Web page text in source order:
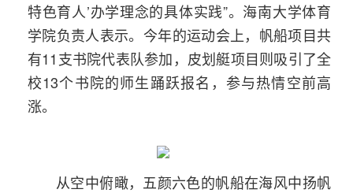
特色育人’办学理念的具体实践”。海南大学体育
学院负责人表示。今年的运动会上，帆船项目共
有11支书院代表队参加，皮划艇项目则吸引了全
校13个书院的师生踊跃报名，参与热情空前高
涨。
从空中俯瞰，五颜六色的帆船在海风中扬帆